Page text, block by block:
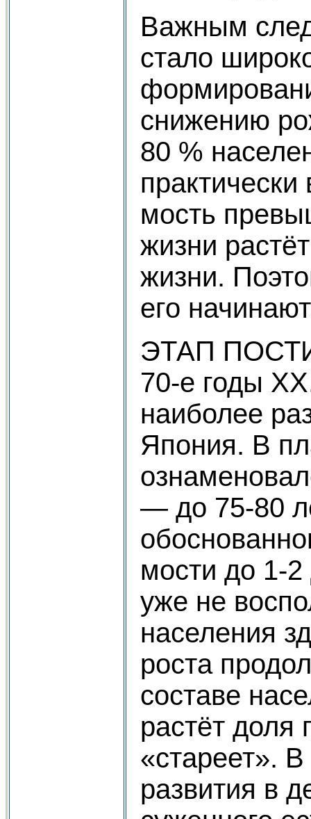
Важным
стало
снижению
80 %
мость
жизни
жизни.
его
ЭТАП
70-е годы
наиболее
Япония. В
— до 75-80
мости до 1-
уже не
населения
роста
составе
растёт
«стареет».
развития в